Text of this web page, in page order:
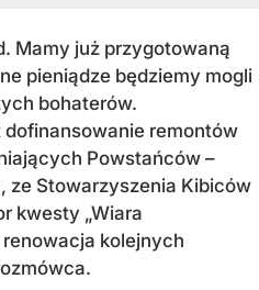
Mamy już przygotowaną
pieniądze będziemy mogli
bohaterów.
remontów
Powstańców –
ze Stowarzyszenia Kibiców
kwesty „Wiara
renowacja kolejnych